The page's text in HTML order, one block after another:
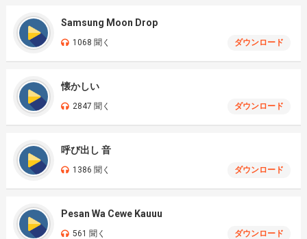
Samsung Moon Drop
1068 聞く ダウンロード
懐かしい
2847 聞く ダウンロード
呼び出し 音
1386 聞く ダウンロード
Pesan Wa Cewe Kauuu
561 聞く ダウンロード